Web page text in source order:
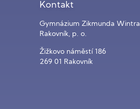
Kontakt
Gymnázium Zikmunda Wintra
Rakovník, p. o.
Žižkovo náměstí 186
269 01 Rakovník